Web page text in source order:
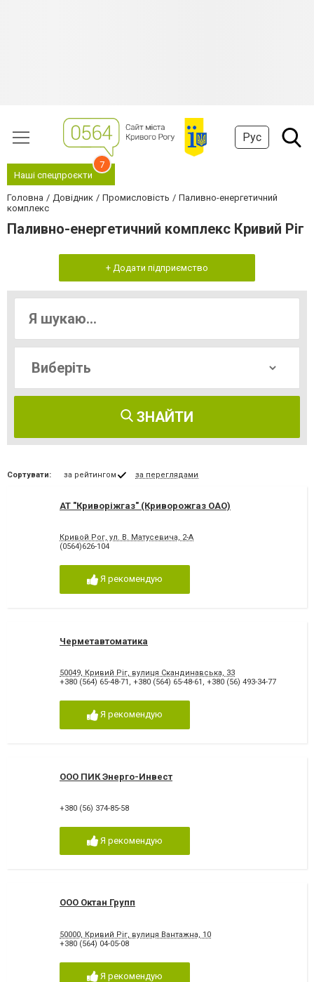
Рус
Наші спецпроєкти
7
Головна Довідник Промисловість
Паливно-енергетичний
комплекс
Паливно-енергетичний комплекс Кривий Ріг
+ Додати підприємство
ЗНАЙТИ
Сортувати: за рейтингом за переглядами
АТ "Криворіжгаз" (Криворожгаз OAO)
Кривой Рог, ул. В. Матусевича, 2-А
(0564)626-104
Я рекомендую
Черметавтоматика
50049, Кривий Ріг, вулиця Скандинавська, 33
+380 (564) 65-48-71 , +380 (564) 65-48-61 , +380 (56) 493-34-77
Я рекомендую
ООО ПИК Энерго-Инвест
+380 (56) 374-85-58
Я рекомендую
ООО Октан Групп
50000, Кривий Ріг, вулиця Вантажна, 10
+380 (564) 04-05-08
Я рекомендую